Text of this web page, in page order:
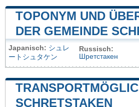
TOPONYM UND
DER GEMEINDE
Japanisch: シュレ
ートシュタケン
Russisch:
Шретстакен
SCHRETSTAKEN